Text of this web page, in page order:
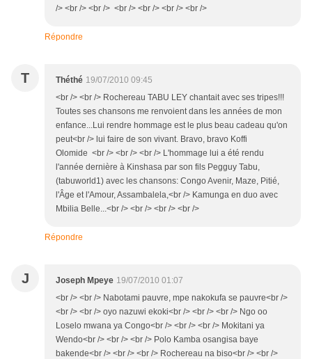
/> <br /> <br /> <br /> <br /> <br /> <br />
Répondre
T Théthé 19/07/2010 09:45
<br /> <br /> Rochereau TABU LEY chantait avec ses tripes!!!
Toutes ses chansons me renvoient dans les années de mon
enfance...Lui rendre hommage est le plus beau cadeau qu'on
peut<br /> lui faire de son vivant. Bravo, bravo Koffi
Olomide <br /> <br /> <br /> L'hommage lui a été rendu
l'année dernière à Kinshasa par son fils Pegguy Tabu,
(tabuworld1) avec les chansons: Congo Avenir, Maze, Pitié,
l'Âge et l'Amour, Assambalela,<br /> Kamunga en duo avec
Mbilia Belle...<br /> <br /> <br /> <br />
Répondre
J Joseph Mpeye 19/07/2010 01:07
<br /> <br /> Nabotami pauvre, mpe nakokufa se pauvre<br />
<br /> <br /> oyo nazuwi ekoki<br /> <br /> <br /> Ngo oo
Loselo mwana ya Congo<br /> <br /> <br /> Mokitani ya
Wendo<br /> <br /> <br /> Polo Kamba osangisa baye
bakende<br /> <br /> <br /> Rochereau na biso<br /> <br />